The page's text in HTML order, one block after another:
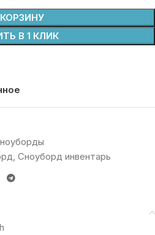
В 1 КЛИК
Сноуборд инвентарь